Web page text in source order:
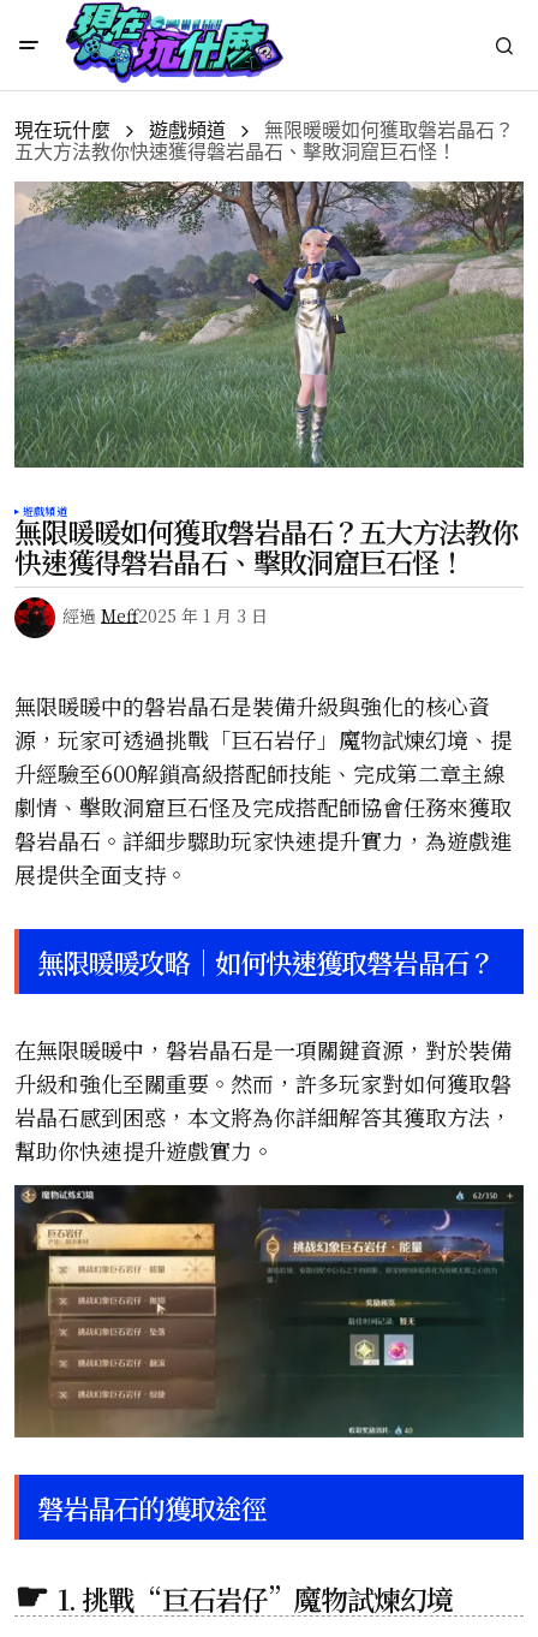
現在玩什麼 遊戲頻道
無限暖暖如何獲取磐岩晶石？
五大方法教你快速獲得磐岩晶石、擊敗洞窟巨石怪！
遊戲頻道
無限暖暖如何獲取磐岩晶石？五大方法教你
快速獲得磐岩晶石、擊敗洞窟巨石怪！
經過 Meff2025 年 1 月 3 日
無限暖暖中的磐岩晶石是裝備升級與強化的核心資
源，玩家可透過挑戰「巨石岩仔」魔物試煉幻境、提
升經驗至600解鎖高級搭配師技能、完成第二章主線
劇情、擊敗洞窟巨石怪及完成搭配師協會任務來獲取
磐岩晶石。詳細步驟助玩家快速提升實力，為遊戲進
展提供全面支持。
無限暖暖攻略｜如何快速獲取磐岩晶石？
在無限暖暖中，磐岩晶石是一項關鍵資源，對於裝備
升級和強化至關重要。然而，許多玩家對如何獲取磐
岩晶石感到困惑，本文將為你詳細解答其獲取方法，
幫助你快速提升遊戲實力。
磐岩晶石的獲取途徑
1. 挑戰“巨石岩仔”魔物試煉幻境